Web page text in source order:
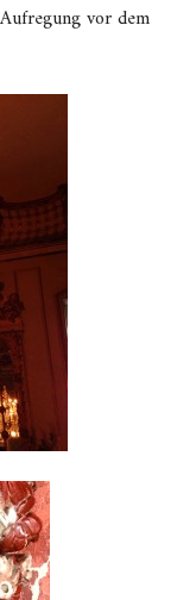
vor dem